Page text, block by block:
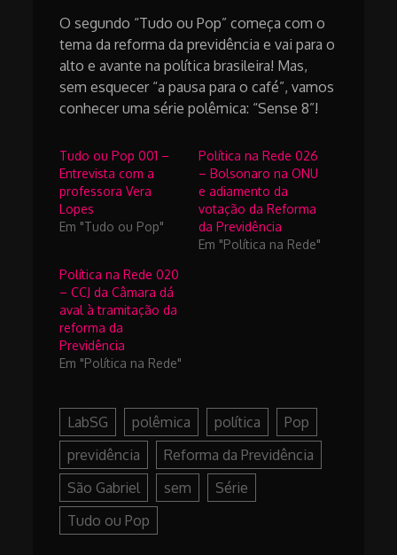
O segundo “Tudo ou Pop” começa com o
tema da reforma da previdência e vai para o
alto e avante na política brasileira! Mas,
sem esquecer “a pausa para o café”, vamos
conhecer uma série polêmica: “Sense 8”!
Tudo ou Pop 001 –
Entrevista com a
professora Vera
Lopes
Em "Tudo ou Pop"
Política na Rede 026
– Bolsonaro na ONU
e adiamento da
votação da Reforma
da Previdência
Em "Política na Rede"
Política na Rede 020
– CCJ da Câmara dá
aval à tramitação da
reforma da
Previdência
Em "Política na Rede"
LabSG polêmica política
Pop
previdência
Reforma da Previdência
São Gabriel
sem
Série
Tudo ou Pop